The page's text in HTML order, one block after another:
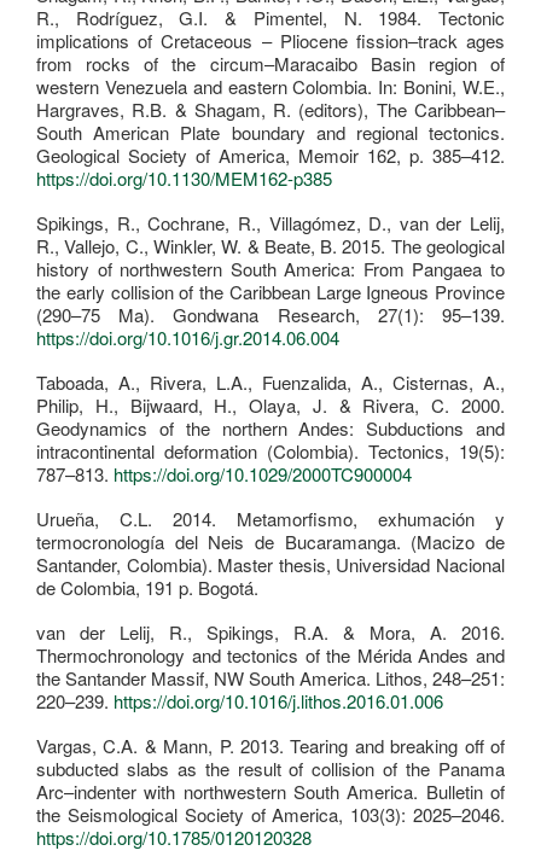
R., Rodríguez, G.I. & Pimentel, N. 1984. Tectonic
implications of Cretaceous – Pliocene fission–track ages
from rocks of the circum–Maracaibo Basin region of
western Venezuela and eastern Colombia. In: Bonini, W.E.,
Hargraves, R.B. & Shagam, R. (editors), The Caribbean–
South American Plate boundary and regional tectonics.
Geological Society of America, Memoir 162, p. 385–412.
https://doi.org/10.1130/MEM162-p385
Spikings, R., Cochrane, R., Villagómez, D., van der Lelij,
R., Vallejo, C., Winkler, W. & Beate, B. 2015. The geological
history of northwestern South America: From Pangaea to
the early collision of the Caribbean Large Igneous Province
(290–75 Ma). Gondwana Research, 27(1): 95–139.
https://doi.org/10.1016/j.gr.2014.06.004
Taboada, A., Rivera, L.A., Fuenzalida, A., Cisternas, A.,
Philip, H., Bijwaard, H., Olaya, J. & Rivera, C. 2000.
Geodynamics of the northern Andes: Subductions and
intracontinental deformation (Colombia). Tectonics, 19(5):
787–813. https://doi.org/10.1029/2000TC900004
Urueña, C.L. 2014. Metamorfismo, exhumación y
termocronología del Neis de Bucaramanga. (Macizo de
Santander, Colombia). Master thesis, Universidad Nacional
de Colombia, 191 p. Bogotá.
van der Lelij, R., Spikings, R.A. & Mora, A. 2016.
Thermochronology and tectonics of the Mérida Andes and
the Santander Massif, NW South America. Lithos, 248–251:
220–239. https://doi.org/10.1016/j.lithos.2016.01.006
Vargas, C.A. & Mann, P. 2013. Tearing and breaking off of
subducted slabs as the result of collision of the Panama
Arc–indenter with northwestern South America. Bulletin of
the Seismological Society of America, 103(3): 2025–2046.
https://doi.org/10.1785/0120120328